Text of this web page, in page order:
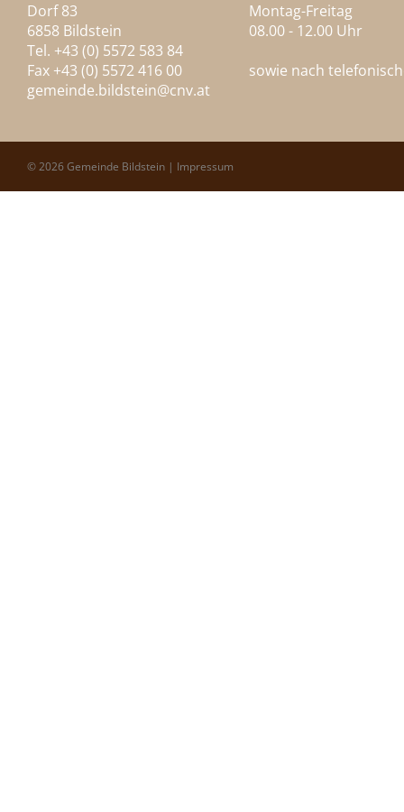
Dorf 83
6858 Bildstein
Tel. +43 (0) 5572 583 84
Fax +43 (0) 5572 416 00
gemeinde.bildstein@cnv.at
Montag-Freitag
08.00 - 12.00 Uhr
sowie nach
© 2026 Gemeinde Bildstein | Impressum